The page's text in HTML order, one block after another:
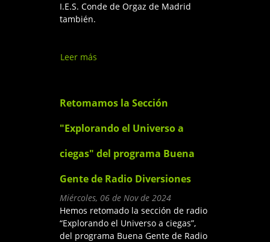
I.E.S. Conde de Orgaz de Madrid
también.
Leer más
Retomamos la Sección
"Explorando el Universo a
ciegas" del programa Buena
Gente de Radio Diversiones
Miércoles, 06 de Nov de 2024
Hemos retomado la sección de radio
“Explorando el Universo a ciegas”,
del programa Buena Gente de Radio